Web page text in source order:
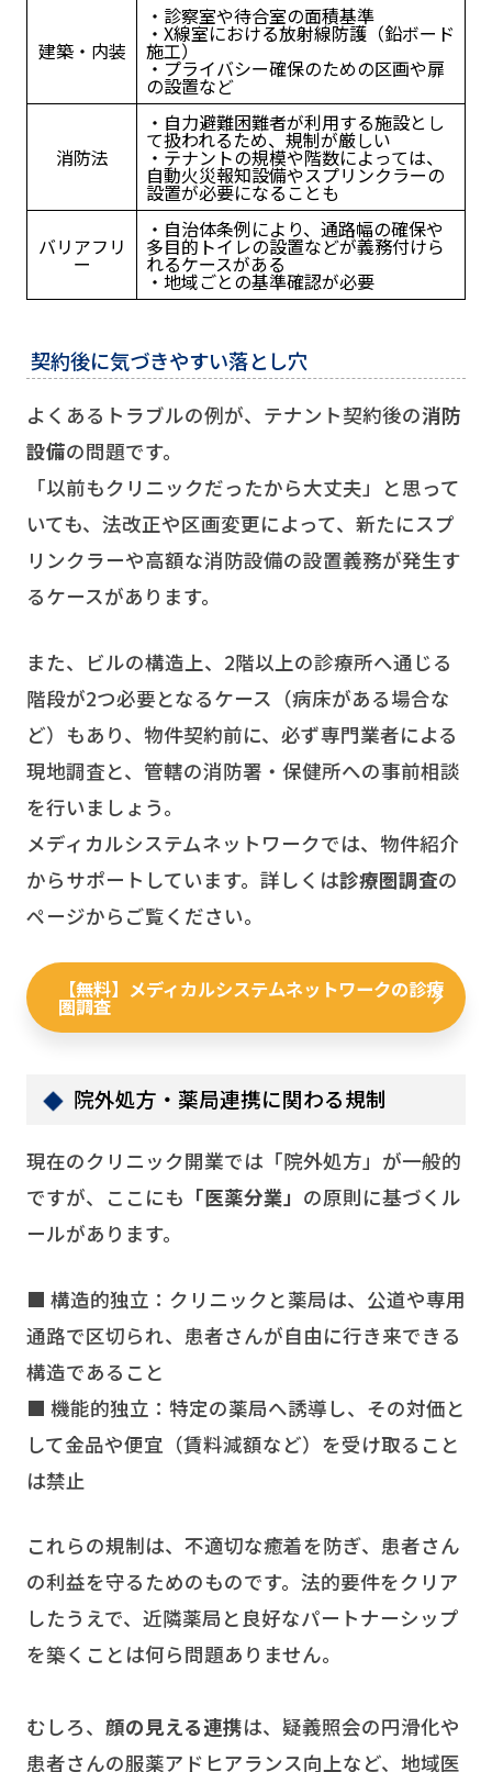
建築・内装
・診察室や待合室の面積基準
・X線室における放射線防護（鉛ボード
施工）
・プライバシー確保のための区画や扉
の設置など
消防法
・自力避難困難者が利用する施設とし
て扱われるため、規制が厳しい
・テナントの規模や階数によっては、
自動火災報知設備やスプリンクラーの
設置が必要になることも
バリアフリ
ー
・自治体条例により、通路幅の確保や
多目的トイレの設置などが義務付けら
れるケースがある
・地域ごとの基準確認が必要
契約後に気づきやすい落とし穴
よくあるトラブルの例が、テナント契約後の消防
設備の問題です。
「以前もクリニックだったから大丈夫」と思って
いても、法改正や区画変更によって、新たにスプ
リンクラーや高額な消防設備の設置義務が発生す
るケースがあります。
また、ビルの構造上、2階以上の診療所へ通じる
階段が2つ必要となるケース（病床がある場合な
ど）もあり、物件契約前に、必ず専門業者による
現地調査と、管轄の消防署・保健所への事前相談
を行いましょう。
メディカルシステムネットワークでは、物件紹介
からサポートしています。詳しくは診療圏調査の
ページからご覧ください。
【無料】メディカルシステムネットワークの診療
圏調査
院外処方・薬局連携に関わる規制
現在のクリニック開業では「院外処方」が一般的
ですが、ここにも 「医薬分業」 の原則に基づくル
ールがあります。
■ 構造的独立：クリニックと薬局は、公道や専用
通路で区切られ、患者さんが自由に行き来できる
構造であること
■ 機能的独立：特定の薬局へ誘導し、その対価と
して金品や便宜（賃料減額など）を受け取ること
は禁止
これらの規制は、不適切な癒着を防ぎ、患者さん
の利益を守るためのものです。法的要件をクリア
したうえで、近隣薬局と良好なパートナーシップ
を築くことは何ら問題ありません。
むしろ、 顔の見える連携は、疑義照会の円滑化や
患者さんの服薬アドヒアランス向上など、地域医